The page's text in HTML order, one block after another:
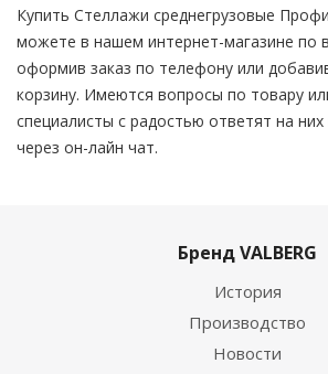
Купить Стеллажи среднегрузовые
можете в нашем интернет-магазине по
оформив заказ по телефону или
корзину. Имеются вопросы по товару
специалисты с радостью ответят на
через он-лайн чат.
Бренд VALBERG
История
Производство
Новости